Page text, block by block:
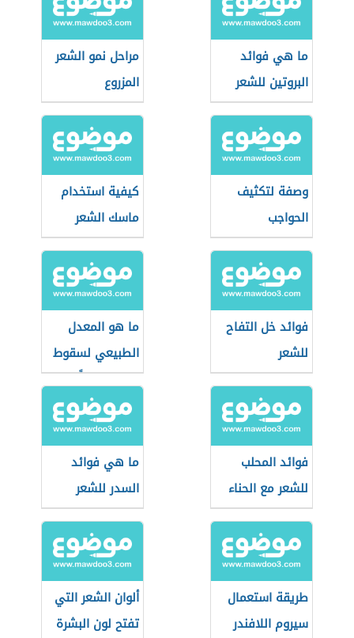
ما هي فوائد
البروتين للشعر
مراحل نمو الشعر
المزروع
وصفة لتكثيف
الحواجب
كيفية استخدام
ماسك الشعر
فوائد خل التفاح
للشعر
ما هو المعدل
الطبيعي لسقوط
الشعر يومياً
فوائد المحلب
للشعر مع الحناء
ما هي فوائد
السدر للشعر
طريقة استعمال
سيروم اللافندر
ألوان الشعر التي
تفتح لون البشرة